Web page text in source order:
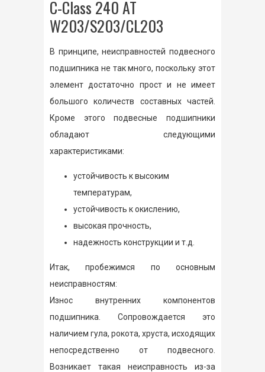
C-Class 240 AT
W203/S203/CL203
В принципе, неисправностей подвесного
подшипника не так много, поскольку этот
элемент достаточно прост и не имеет
большого количеств составных частей.
Кроме этого подвесные подшипники
обладают следующими
характеристиками:
устойчивость к высоким
температурам,
устойчивость к окислению,
высокая прочность,
надежность конструкции и т.д.
Итак, пробежимся по основным
неисправностям:
Износ внутренних компонентов
подшипника. Сопровождается это
наличием гула, рокота, хруста, исходящих
непосредственно от подвесного.
Возникает такая неисправность из-за